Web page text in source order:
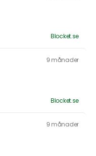
Blocket.se
9 månader
Blocket.se
9 månader